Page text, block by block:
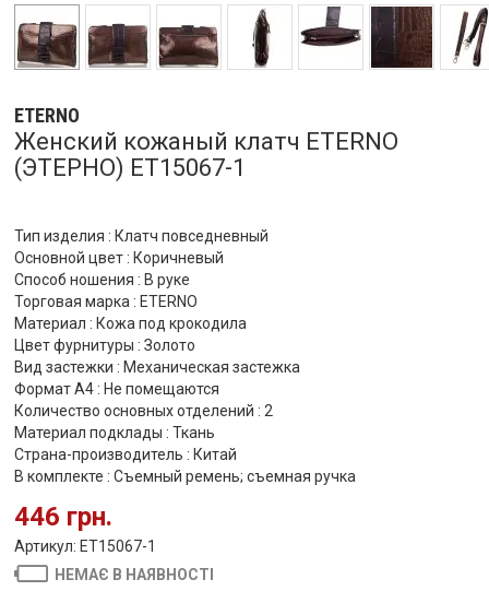
ETERNO
Женский кожаный клатч ETERNO
(ЭТЕРНО) ET15067-1
Тип изделия : Клатч повседневный
Основной цвет : Коричневый
Способ ношения : В руке
Торговая марка : ETERNO
Материал : Кожа под крокодила
Цвет фурнитуры : Золото
Вид застежки : Механическая застежка
Формат А4 : Не помещаются
Количество основных отделений : 2
Материал подклады : Ткань
Страна-производитель : Китай
В комплекте : Съемный ремень; съемная ручка
446 грн.
Артикул: ET15067-1
НЕМАЄ В НАЯВНОСТІ